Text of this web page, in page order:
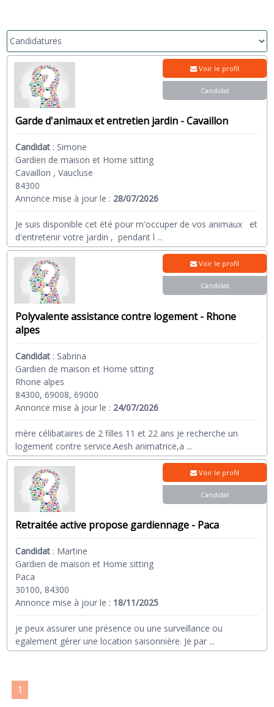
Garde d'animaux et entretien jardin - Cavaillon
Candidat : Simone
Gardien de maison et Home sitting
Cavaillon , Vaucluse
84300
Annonce mise à jour le : 28/07/2026
Je suis disponible cet été pour m'occuper de vos animaux et
d'entretenir votre jardin , pendant l ...
Voir le profil
Candidat
Polyvalente assistance contre logement - Rhone
alpes
Candidat : Sabrina
Gardien de maison et Home sitting
Rhone alpes
84300, 69008, 69000
Annonce mise à jour le : 24/07/2026
mère célibataires de 2 filles 11 et 22 ans je recherche un
logement contre service.Aesh animatrice,a ...
Voir le profil
Candidat
Retraitée active propose gardiennage - Paca
Candidat : Martine
Gardien de maison et Home sitting
Paca
30100, 84300
Annonce mise à jour le : 18/11/2025
je peux assurer une présence ou une surveillance ou
egalement gérer une location saisonnière. Je par ...
Voir le profil
Candidat
1